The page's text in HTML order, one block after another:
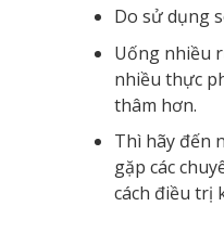
Do sử dụng
Uống nhiều
nhiều thực
thâm hơn.
Thì hãy đến
gặp các
cách điều trị